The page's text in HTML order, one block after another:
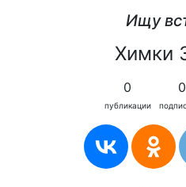
Ищу
Химки
0
публикации
0